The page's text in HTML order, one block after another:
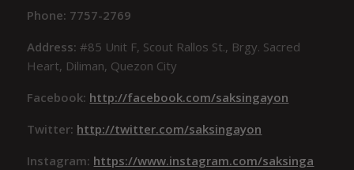
Phone: 7757-2769
Address:#85 Unit F, Scout Rallos St., Brgy. Sacred
Heart, Diliman, Quezon City
Facebook: http://facebook.com/saksingayon
Twitter: http://twitter.com/saksingayon
Instagram: https://www.instagram.com/saksinga